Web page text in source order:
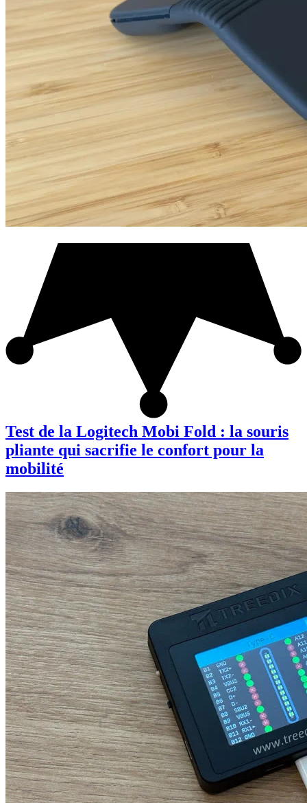
Test de la Logitech Mobi Fold : la souris
pliante qui sacrifie le confort pour la
mobilité